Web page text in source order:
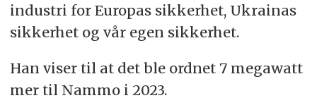
industri for Europas sikkerhet, Ukrainas
sikkerhet og vår egen sikkerhet.
Han viser til at det ble ordnet 7 megawatt
mer til Nammo i 2023.